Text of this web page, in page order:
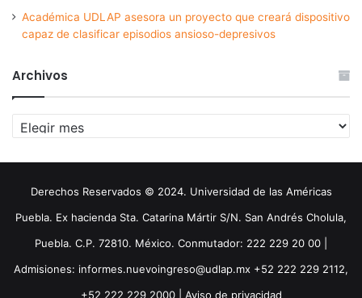
Académica UDLAP asesora un proyecto que creará dispositivo
capaz de clasificar episodios ansioso-depresivos
Archivos
Archivos
Derechos Reservados © 2024. Universidad de las Américas
Puebla. Ex hacienda Sta. Catarina Mártir S/N. San Andrés Cholula,
Puebla. C.P. 72810. México. Conmutador: 222 229 20 00 |
Admisiones: informes.nuevoingreso@udlap.mx +52 222 229 2112,
+52 222 229 2000 | Aviso de privacidad